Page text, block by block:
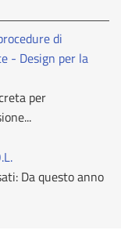
di
- Design per la
per
Da questo anno